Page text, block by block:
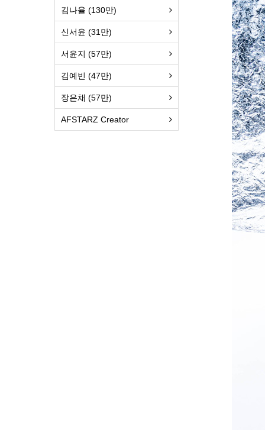
김나율 (130만)
신서윤 (31만)
서윤지 (57만)
김예빈 (47만)
장은채 (57만)
AFSTARZ Creator